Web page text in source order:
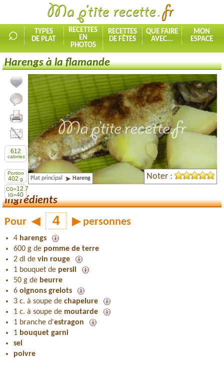
⌕
TYPES
DE PLAT
RECETTES
EN
PHOTOS
RECETTES
DE FÊTES
QUE FAIRE
AVEC...
MON
ESPACE
Harengs à la flamande
Ajouter la recette à mes favorites
Commenter, noter la recette
Imprimer la recette
Partager cette recette
612
calories
Portion
402 g
CG=12.7
IG=40
Plat principal Hareng Noter :
Ingrédients
Pour ◀ ▶ personnes
4 harengs
600 g de pomme de terre
2 dl de vin rouge
1 bouquet de persil
50 g de beurre
6 oignons grelots
3 c. à soupe de chapelure
1 c. à soupe de moutarde
1 branche d'estragon
1 bouquet garni
sel
poivre